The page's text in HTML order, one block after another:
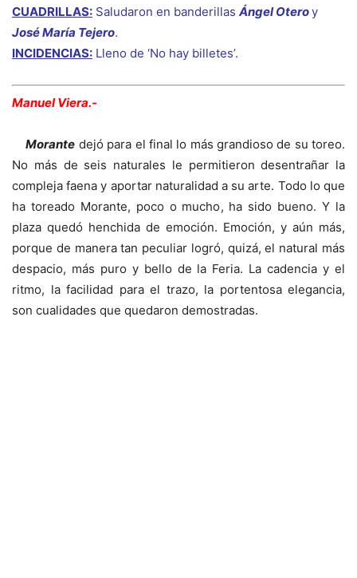
CUADRILLAS: Saludaron en banderillas Ángel Oteroy
José María Tejero.
INCIDENCIAS: Lleno de ‘No hay billetes’.
Manuel Viera.-
Morante dejó para el final lo más grandioso de su toreo.
No más de seis naturales le permitieron desentrañar la
compleja faena y aportar naturalidad a su arte. Todo lo que
ha toreado Morante, poco o mucho, ha sido bueno. Y la
plaza quedó henchida de emoción. Emoción, y aún más,
porque de manera tan peculiar logró, quizá, el natural más
despacio, más puro y bello de la Feria. La cadencia y el
ritmo, la facilidad para el trazo, la portentosa elegancia,
son cualidades que quedaron demostradas.